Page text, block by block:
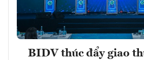
BIDV thúc đẩy giao